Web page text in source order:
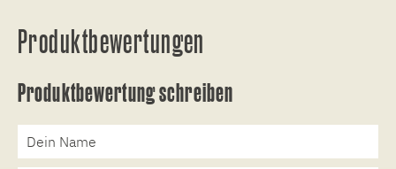
Produktbewertungen
Produktbewertung schreiben